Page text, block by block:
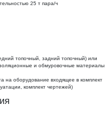
25 т пара/ч
топочный, задний топочный) или
и обмуровочные материалы
на оборудование входящее в комплект
комплект чертежей)